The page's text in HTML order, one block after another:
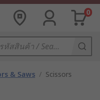
0
& Saws / Scissors